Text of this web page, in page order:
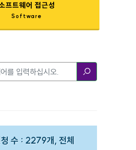
프트웨어 접근성
Software
수 : 2279개, 전체